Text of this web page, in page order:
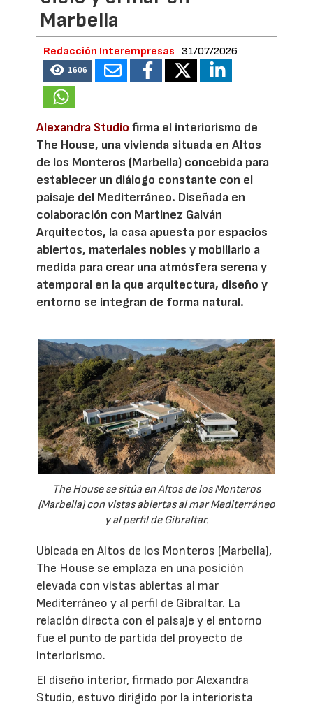
Marbella
Redacción Interempresas 31/07/2026
1606
Alexandra Studio firma el interiorismo de
The House, una vivienda situada en Altos
de los Monteros (Marbella) concebida para
establecer un diálogo constante con el
paisaje del Mediterráneo. Diseñada en
colaboración con Martinez Galván
Arquitectos, la casa apuesta por espacios
abiertos, materiales nobles y mobiliario a
medida para crear una atmósfera serena y
atemporal en la que arquitectura, diseño y
entorno se integran de forma natural.
The House se sitúa en Altos de los Monteros
(Marbella) con vistas abiertas al mar Mediterráneo
y al perfil de Gibraltar.
Ubicada en Altos de los Monteros (Marbella),
The House se emplaza en una posición
elevada con vistas abiertas al mar
Mediterráneo y al perfil de Gibraltar. La
relación directa con el paisaje y el entorno
fue el punto de partida del proyecto de
interiorismo.
El diseño interior, firmado por Alexandra
Studio, estuvo dirigido por la interiorista